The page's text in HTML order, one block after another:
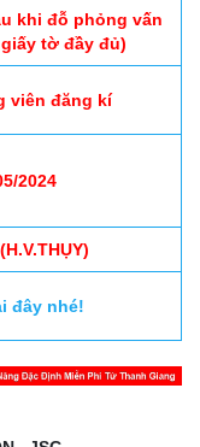
khi đỗ phỏng vấn
tờ đầy đủ)
viên đăng kí
2024
đây nhé!